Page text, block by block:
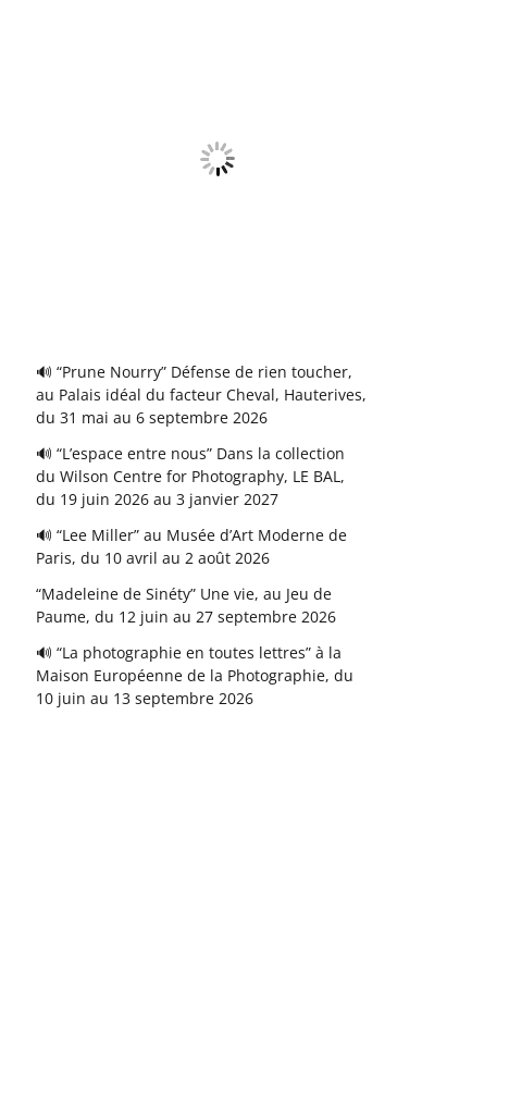
🔊 “Prune Nourry” Défense de rien toucher,
au Palais idéal du facteur Cheval, Hauterives,
du 31 mai au 6 septembre 2026
🔊 “L’espace entre nous” Dans la collection
du Wilson Centre for Photography, LE BAL,
du 19 juin 2026 au 3 janvier 2027
🔊 “Lee Miller” au Musée d’Art Moderne de
Paris, du 10 avril au 2 août 2026
“Madeleine de Sinéty” Une vie, au Jeu de
Paume, du 12 juin au 27 septembre 2026
🔊 “La photographie en toutes lettres” à la
Maison Européenne de la Photographie, du
10 juin au 13 septembre 2026